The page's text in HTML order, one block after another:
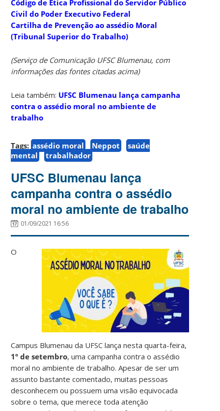
Código de Ética Profissional do Servidor Público
Civil do Poder Executivo Federal
Cartilha de Prevenção ao assédio Moral
(Tribunal Superior do Trabalho)
(Serviço de Comunicação UFSC Blumenau, com
informações das fontes citadas acima)
Leia também: UFSC Blumenau lança campanha
contra o assédio moral no ambiente de
trabalho
Tags: assédio moral Neppot
saúde
mental
trabalhador
UFSC Blumenau lança
campanha contra o assédio
moral no ambiente de trabalho
01/09/2021 16:56
O
Campus Blumenau da UFSC lança nesta quarta-feira,
1º de setembro, uma campanha contra o assédio
moral no ambiente de trabalho. Apesar de ser um
assunto bastante comentado, muitas pessoas
desconhecem ou possuem uma visão equivocada
sobre o tema, que merece toda atenção